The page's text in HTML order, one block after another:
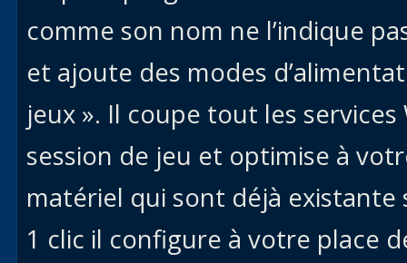
comme son nom ne l’indique
et ajoute des modes
jeux ». Il coupe tout les
session de jeu et optimise à
matériel qui sont déjà existante
1 clic il configure à votre place